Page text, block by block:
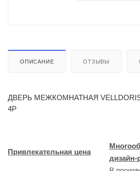
ОПИСАНИЕ ОТЗЫВЫ
ДВЕРЬ МЕЖКОМНАТНАЯ
4P
Привлекательная цена